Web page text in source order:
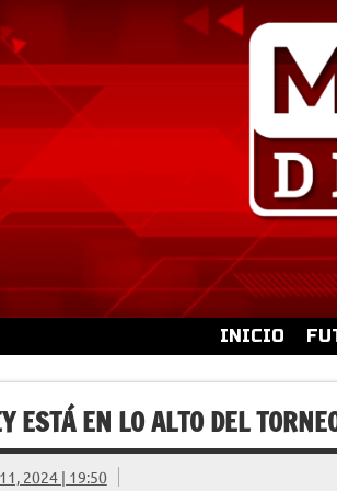
INICIO
ESTÁ EN LO ALTO DEL
2024 | 19:50